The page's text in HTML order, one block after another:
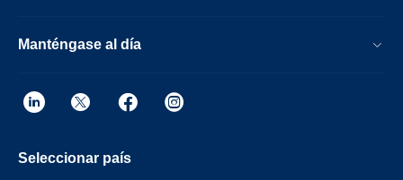
Manténgase al día
Seleccionar país